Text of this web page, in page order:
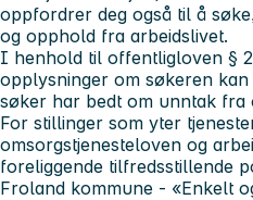
oppfordrer deg også til å
og opphold fra arbeidslivet.
I henhold til offentligloven §
opplysninger om søkeren
søker har bedt om unntak fra
For stillinger som yter
omsorgstjenesteloven og
foreliggende tilfredsstillende
Froland kommune - «Enkelt